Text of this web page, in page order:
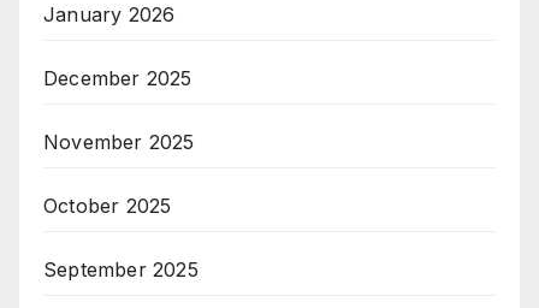
January 2026
December 2025
November 2025
October 2025
September 2025